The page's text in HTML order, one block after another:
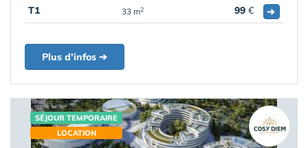
T1 33 m2 99 € ➔
Plus d'infos ➔
SÉJOUR TEMPORAIRE
LOCATION